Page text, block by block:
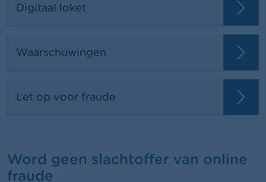
Digitaal loket
Waarschuwingen
Let op voor fraude
Word geen slachtoffer van online
fraude